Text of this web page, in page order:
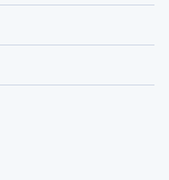
247.10 грн.
249 грн.